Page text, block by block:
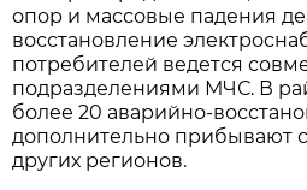
опор и массовые падения
восстановление
потребителей ведется
подразделениями МЧС. В
более 20 аварийно-
дополнительно прибывают
других регионов.